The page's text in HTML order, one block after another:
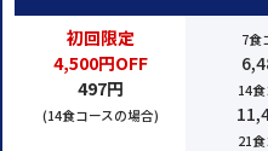
初回限定
4,500円OFF
497円
(14食コースの場合)
7食
14
21